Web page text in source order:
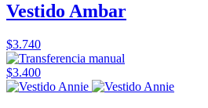
Vestido Ambar
$3.740
$3.400